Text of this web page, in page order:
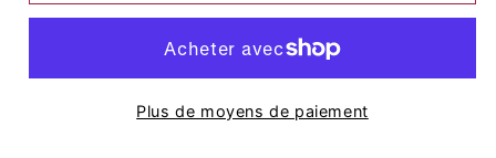
Plus de moyens de paiement